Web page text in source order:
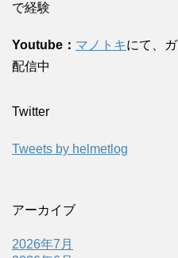
で経験
Youtube： マノトキにて、
配信中
Twitter
Tweets by helmetlog
アーカイブ
2026年7月